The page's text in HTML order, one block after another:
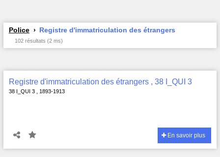
Police Registre d'immatriculation des étrangers
102 résultats (2 ms)
Registre d'immatriculation des étrangers , 38 I_QUI 3
38 I_QUI 3 , 1893-1913
En savoir plus